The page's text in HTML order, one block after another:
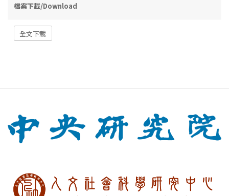
檔案下載/Download
全文下載